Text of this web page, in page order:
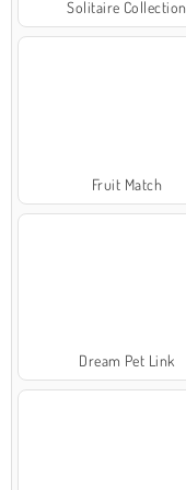
Solitaire Collection
Fruit Match
Dream Pet Link